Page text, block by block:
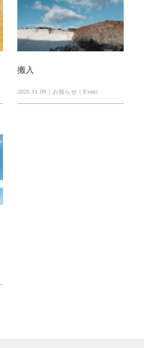
搬入
2020.11.09｜お知らせ｜Event